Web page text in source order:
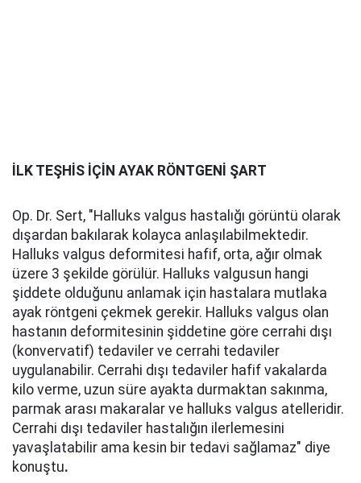
İLK TEŞHİS İÇİN AYAK RÖNTGENİ ŞART
Op. Dr. Sert, "Halluks valgus hastalığı görüntü olarak
dışardan bakılarak kolayca anlaşılabilmektedir.
Halluks valgus deformitesi hafif, orta, ağır olmak
üzere 3 şekilde görülür. Halluks valgusun hangi
şiddete olduğunu anlamak için hastalara mutlaka
ayak röntgeni çekmek gerekir. Halluks valgus olan
hastanın deformitesinin şiddetine göre cerrahi dışı
(konvervatif) tedaviler ve cerrahi tedaviler
uygulanabilir. Cerrahi dışı tedaviler hafif vakalarda
kilo verme, uzun süre ayakta durmaktan sakınma,
parmak arası makaralar ve halluks valgus atelleridir.
Cerrahi dışı tedaviler hastalığın ilerlemesini
yavaşlatabilir ama kesin bir tedavi sağlamaz" diye
konuştu.